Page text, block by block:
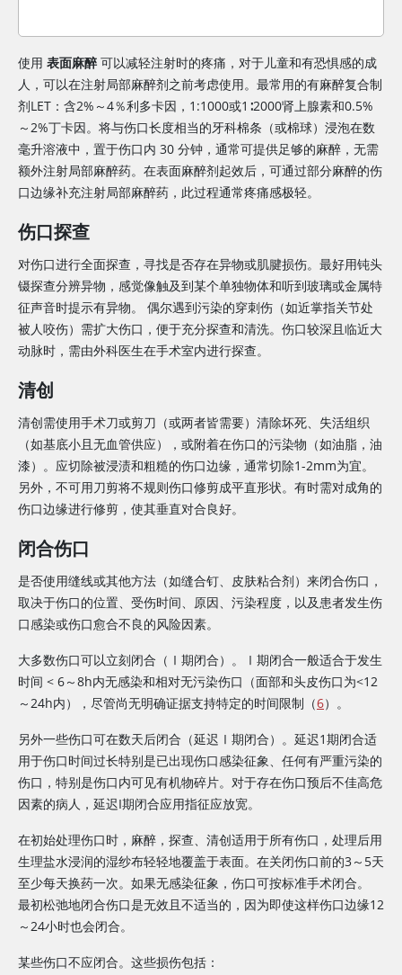
使用 表面麻醉 可以减轻注射时的疼痛，对于儿童和有恐惧感的成
人，可以在注射局部麻醉剂之前考虑使用。最常用的有麻醉复合制
剂LET：含2%～4％利多卡因，1:1000或1∶2000肾上腺素和0.5%
～2%丁卡因。将与伤口长度相当的牙科棉条（或棉球）浸泡在数
毫升溶液中，置于伤口内 30 分钟，通常可提供足够的麻醉，无需
额外注射局部麻醉药。在表面麻醉剂起效后，可通过部分麻醉的伤
口边缘补充注射局部麻醉药，此过程通常疼痛感极轻。
伤口探查
对伤口进行全面探查，寻找是否存在异物或肌腱损伤。最好用钝头
镊探查分辨异物，感觉像触及到某个单独物体和听到玻璃或金属特
征声音时提示有异物。 偶尔遇到污染的穿刺伤（如近掌指关节处
被人咬伤）需扩大伤口，便于充分探查和清洗。伤口较深且临近大
动脉时，需由外科医生在手术室内进行探查。
清创
清创需使用手术刀或剪刀（或两者皆需要）清除坏死、失活组织
（如基底小且无血管供应），或附着在伤口的污染物（如油脂，油
漆）。应切除被浸渍和粗糙的伤口边缘，通常切除1-2mm为宜。
另外，不可用刀剪将不规则伤口修剪成平直形状。有时需对成角的
伤口边缘进行修剪，使其垂直对合良好。
闭合伤口
是否使用缝线或其他方法（如缝合钉、皮肤粘合剂）来闭合伤口，
取决于伤口的位置、受伤时间、原因、污染程度，以及患者发生伤
口感染或伤口愈合不良的风险因素。
大多数伤口可以立刻闭合（Ⅰ期闭合）。Ⅰ期闭合一般适合于发生
时间 < 6～8h内无感染和相对无污染伤口（面部和头皮伤口为<12
～24h内），尽管尚无明确证据支持特定的时间限制（6）。
另外一些伤口可在数天后闭合（延迟Ⅰ期闭合）。延迟1期闭合适
用于伤口时间过长特别是已出现伤口感染征象、任何有严重污染的
伤口，特别是伤口内可见有机物碎片。对于存在伤口预后不佳高危
因素的病人，延迟I期闭合应用指征应放宽。
在初始处理伤口时，麻醉，探查、清创适用于所有伤口，处理后用
生理盐水浸润的湿纱布轻轻地覆盖于表面。在关闭伤口前的3～5天
至少每天换药一次。如果无感染征象，伤口可按标准手术闭合。
最初松弛地闭合伤口是无效且不适当的，因为即使这样伤口边缘12
～24小时也会闭合。
某些伤口不应闭合。这些损伤包括：